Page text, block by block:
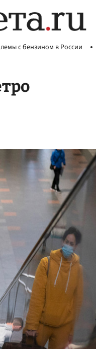
с бензином в России